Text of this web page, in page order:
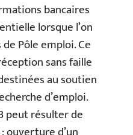
bancaires
lorsque l’on
Pôle emploi. Ce
sans faille
au soutien
d’emploi.
peut résulter de